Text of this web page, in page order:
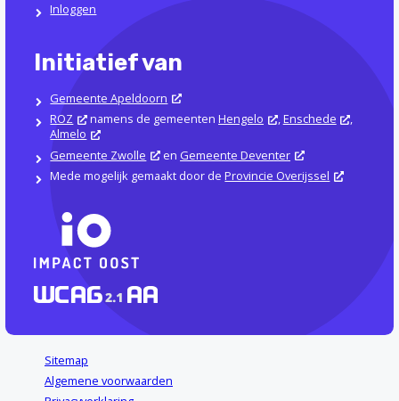
Inloggen
Initiatief van
Gemeente Apeldoorn
ROZ
namens de gemeentenHengelo ,Enschede
,
Almelo
Gemeente Zwolle
en Gemeente Deventer
Mede mogelijk gemaakt door deProvincie Overijssel
Sitemap
Algemene voorwaarden